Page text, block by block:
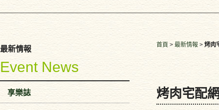
最新情報
Event News
享樂誌
首頁 > 最新情報 > 烤肉
烤肉宅配